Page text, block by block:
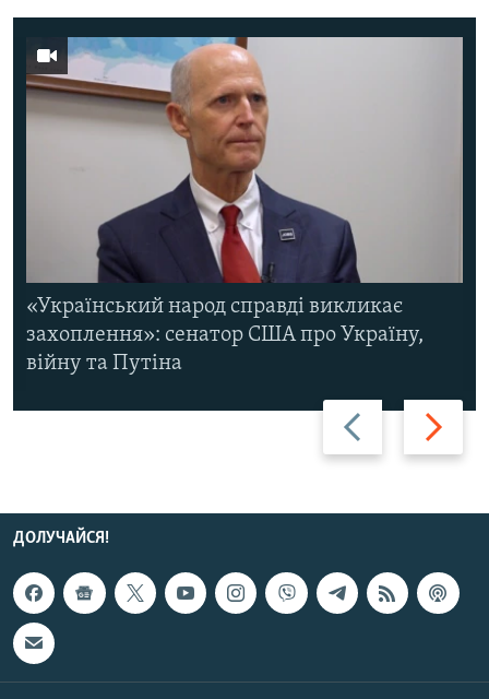
Назад Вперед
«Український народ справді викликає
захоплення»: сенатор США про Україну,
війну та Путіна
ДОЛУЧАЙСЯ!